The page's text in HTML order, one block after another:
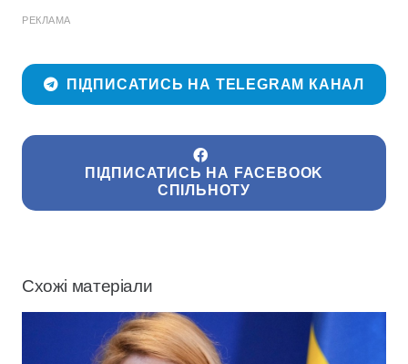
РЕКЛАМА
ПІДПИСАТИСЬ НА TELEGRAM КАНАЛ
ПІДПИСАТИСЬ НА FACEBOOK
СПІЛЬНОТУ
Схожі матеріали